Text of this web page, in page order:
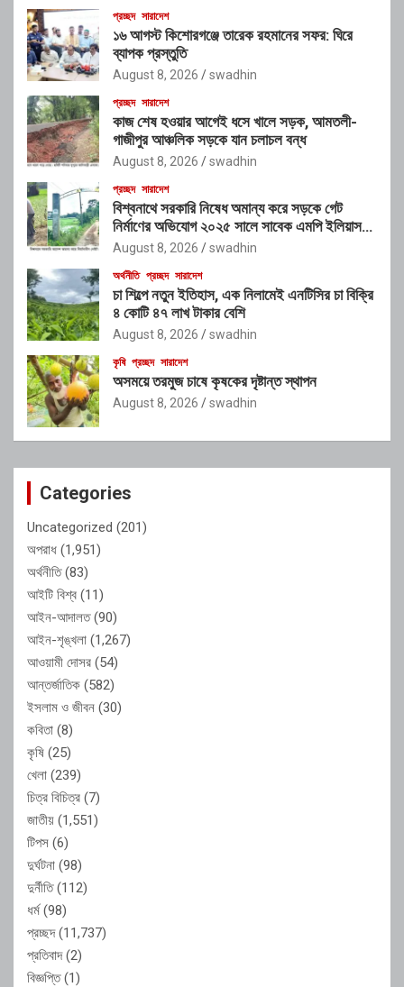
প্রচ্ছদ সারাদেশ
১৬ আগস্ট কিশোরগঞ্জে তারেক রহমানের সফর: ঘিরে
ব্যাপক প্রস্তুতি
August 8, 2026 swadhin
প্রচ্ছদ সারাদেশ
কাজ শেষ হওয়ার আগেই ধসে খালে সড়ক, আমতলী-
গাজীপুর আঞ্চলিক সড়কে যান চলাচল বন্ধ
August 8, 2026 swadhin
প্রচ্ছদ সারাদেশ
বিশ্বনাথে সরকারি নিষেধ অমান্য করে সড়কে গেট
নির্মাণের অভিযোগ ২০২৫ সালে সাবেক এমপি ইলিয়াস
আলীর নামে নামফলক স্থাপনের অভিযোগ
August 8, 2026 swadhin
অর্থনীতি প্রচ্ছদ সারাদেশ
চা শিল্পে নতুন ইতিহাস, এক নিলামেই এনটিসির চা বিক্রি
৪ কোটি ৪৭ লাখ টাকার বেশি
August 8, 2026 swadhin
কৃষি প্রচ্ছদ সারাদেশ
অসময়ে তরমুজ চাষে কৃষকের দৃষ্টান্ত স্থাপন
August 8, 2026 swadhin
Categories
Uncategorized (201)
অপরাধ (1,951)
অর্থনীতি(83)
আইটি বিশ্ব (11)
আইন-আদালত(90)
আইন-শৃঙ্খলা (1,267)
আওয়ামী দোসর (54)
আন্তর্জাতিক (582)
ইসলাম ও জীবন (30)
কবিতা (8)
কৃষি (25)
খেলা (239)
চিত্র বিচিত্র (7)
জাতীয় (1,551)
টিপস (6)
দুর্ঘটনা (98)
দুর্নীতি(112)
ধর্ম(98)
প্রচ্ছদ(11,737)
প্রতিবাদ(2)
বিজ্ঞপ্তি(1)